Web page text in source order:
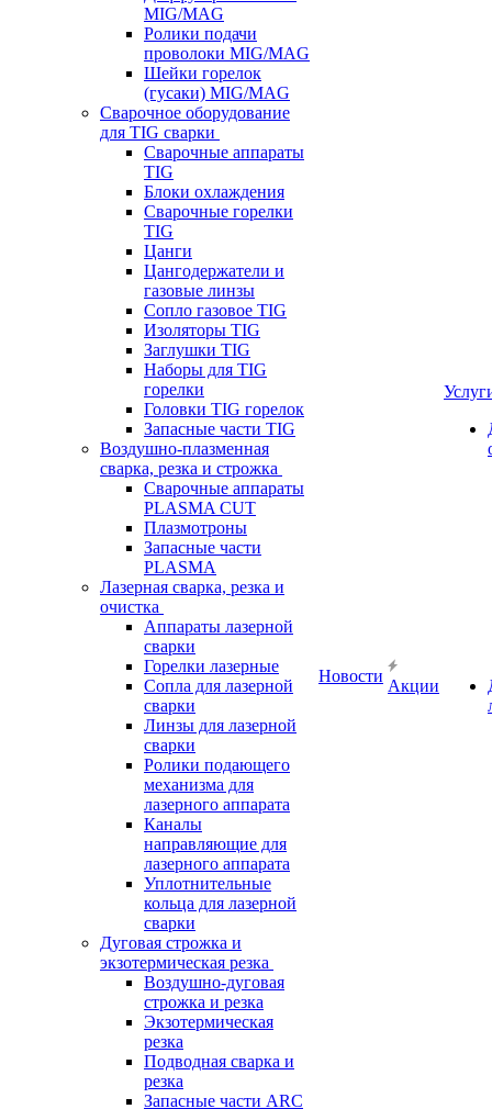
MIG/MAG
Ролики подачи
проволоки MIG/MAG
Шейки горелок
(гусаки) MIG/MAG
Сварочное оборудование
для TIG сварки
Сварочные аппараты
TIG
Блоки охлаждения
Сварочные горелки
TIG
Цанги
Цангодержатели и
газовые линзы
Сопло газовое TIG
Изоляторы TIG
Заглушки TIG
Наборы для TIG
горелки
Головки TIG горелок
Запасные части TIG
Воздушно-плазменная
сварка, резка и строжка
Сварочные аппараты
PLASMA CUT
Плазмотроны
Запасные части
PLASMA
Лазерная сварка, резка и
очистка
Аппараты лазерной
сварки
Горелки лазерные
Сопла для лазерной
сварки
Линзы для лазерной
сварки
Ролики подающего
механизма для
лазерного аппарата
Каналы
направляющие для
лазерного аппарата
Уплотнительные
кольца для лазерной
сварки
Дуговая строжка и
экзотермическая резка
Воздушно-дуговая
строжка и резка
Экзотермическая
резка
Подводная сварка и
резка
Запасные части ARC
Новости
Акции